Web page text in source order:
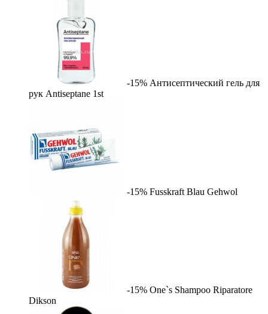
-15% Антисептический гель для
рук Antiseptane 1st
-15% Fusskraft Blau Gehwol
-15% One`s Shampoo Riparatore
Dikson